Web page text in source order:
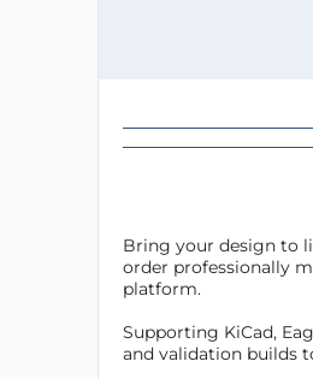
Bring your design to
order professionally
platform.
Supporting KiCad,
and validation builds